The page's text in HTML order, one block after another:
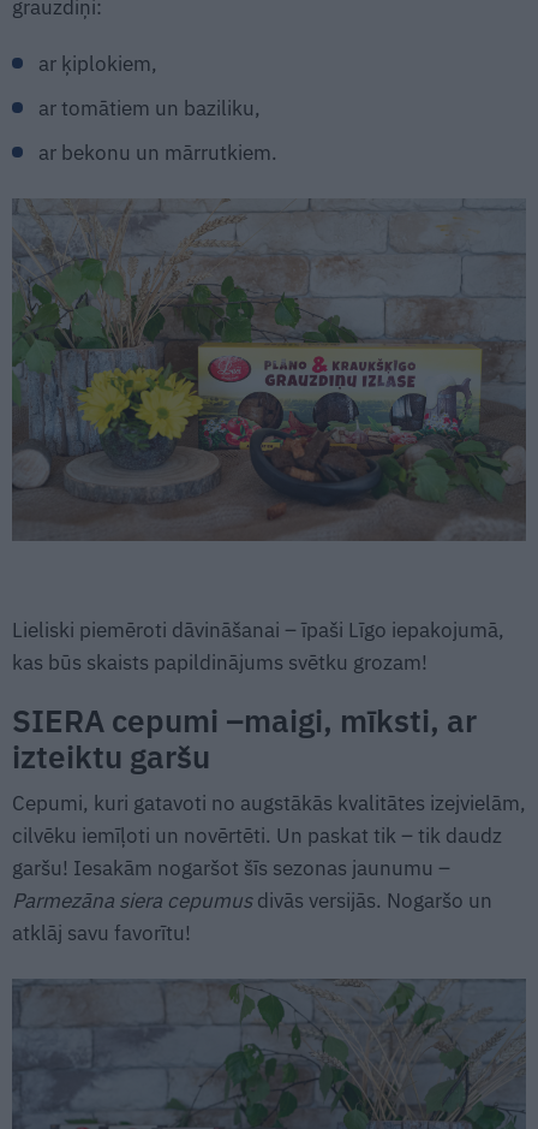
grauzdiņi:
ar ķiplokiem,
ar tomātiem un baziliku,
ar bekonu un mārrutkiem.
Lieliski piemēroti dāvināšanai – īpaši Līgo iepakojumā,
kas būs skaists papildinājums svētku grozam!
SIERA cepumi –maigi, mīksti, ar
izteiktu garšu
Cepumi, kuri gatavoti no augstākās kvalitātes izejvielām,
cilvēku iemīļoti un novērtēti. Un paskat tik – tik daudz
garšu! Iesakām nogaršot šīs sezonas jaunumu –
Parmezāna siera cepumusdivās versijās. Nogaršo un
atklāj savu favorītu!